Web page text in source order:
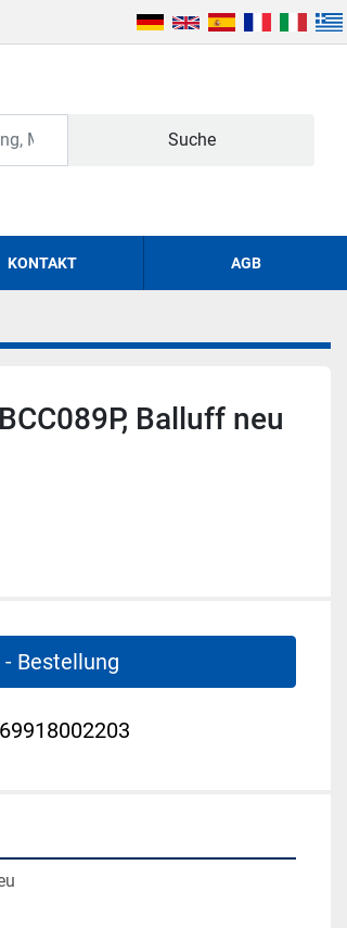
Suche
KONTAKT AGB
Balluff neu
Bestellung